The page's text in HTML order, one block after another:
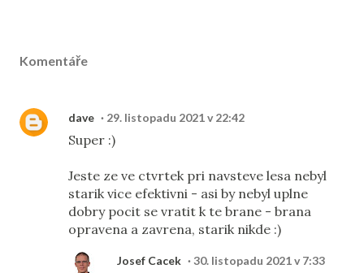
Komentáře
dave 29. listopadu 2021 v 22:42
Super :)
Jeste ze ve ctvrtek pri navsteve lesa nebyl
starik vice efektivni - asi by nebyl uplne
dobry pocit se vratit k te brane - brana
opravena a zavrena, starik nikde :)
Josef Cacek 30. listopadu 2021 v 7:33